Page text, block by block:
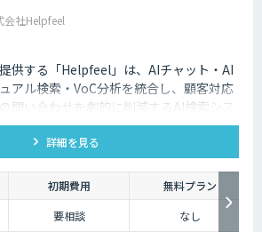
会社Helpfeel
供する「Helpfeel」は、AIチャット・AI
アル検索・VoC分析を統合し、顧客対応
問い合わせを劇的に削減するAI検索シス
手厚い伴走支援で、誰でも即座に答えを
詳細を見る
初期費用
無料プラン
要相談 なし